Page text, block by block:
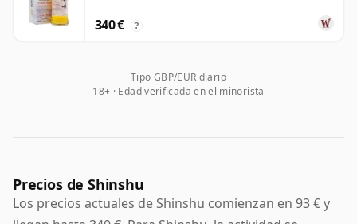
340 € ?
Tipo GBP/EUR diario
18+ · Edad verificada en el minorista
Precios de Shinshu
Los precios actuales de Shinshu comienzan en 93 € y